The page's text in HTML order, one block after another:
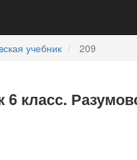
учебник 209
класс.